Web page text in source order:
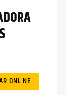
ONLINE